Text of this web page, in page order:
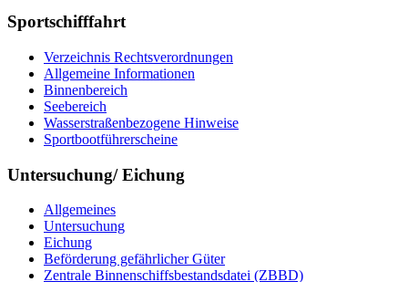
Sportschifffahrt
Verzeichnis Rechtsverordnungen
Allgemeine Informationen
Binnenbereich
Seebereich
Wasserstraßenbezogene Hinweise
Sportbootführerscheine
Untersuchung/ Eichung
Allgemeines
Untersuchung
Eichung
Beförderung gefährlicher Güter
Zentrale Binnenschiffsbestandsdatei (ZBBD)